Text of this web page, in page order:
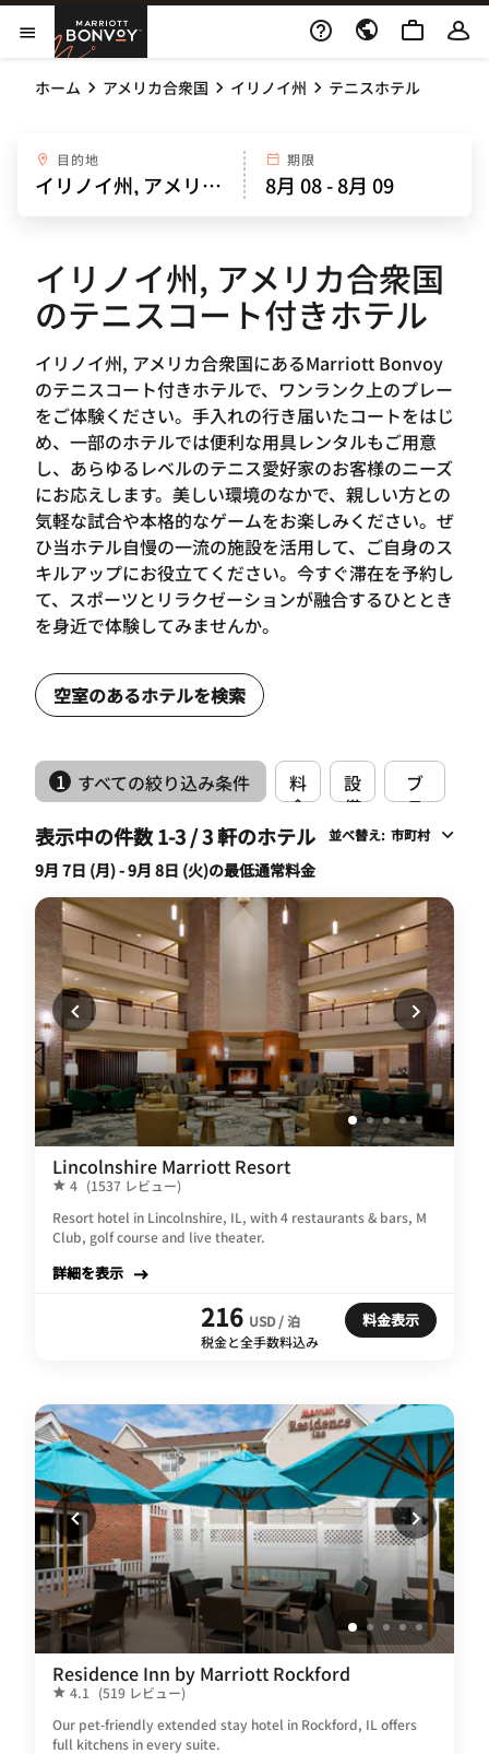
Skip to Content
メニューを開く
Marriott Bonvoy
ホーム アメリカ合衆国 イリノイ州 テニスホテル
目的地 期限
イリノイ州, アメリカ合衆国
のテニスコート付きホテル
イリノイ州, アメリカ合衆国にあるMarriott Bonvoy
のテニスコート付きホテルで、ワンランク上のプレー
をご体験ください。手入れの行き届いたコートをはじ
め、一部のホテルでは便利な用具レンタルもご用意
し、あらゆるレベルのテニス愛好家のお客様のニーズ
にお応えします。美しい環境のなかで、親しい方との
気軽な試合や本格的なゲームをお楽しみください。ぜ
ひ当ホテル自慢の一流の施設を活用して、ご自身のス
キルアップにお役立てください。今すぐ滞在を予約し
て、スポーツとリラクゼーションが融合するひととき
を身近で体験してみませんか。
空室のあるホテルを検索
1 すべての絞り込み条件
料
金
設
備
ブ
ラ
ン
表示中の件数 1-3 / 3 軒のホテル 並べ替え: 市町村
9月 7日 (月) - 9月 8日 (火)の最低通常料金
Lincolnshire Marriott Resort
4 (1537 レビュー)
Resort hotel in Lincolnshire, IL, with 4 restaurants & bars, M
Club, golf course and live theater.
詳細を表示
216 USD / 泊
税金と全手数料込み
料金表示
Residence Inn by Marriott Rockford
4.1
(519 レビュー)
Our pet-friendly extended stay hotel in Rockford, IL offers
full kitchens in every suite.